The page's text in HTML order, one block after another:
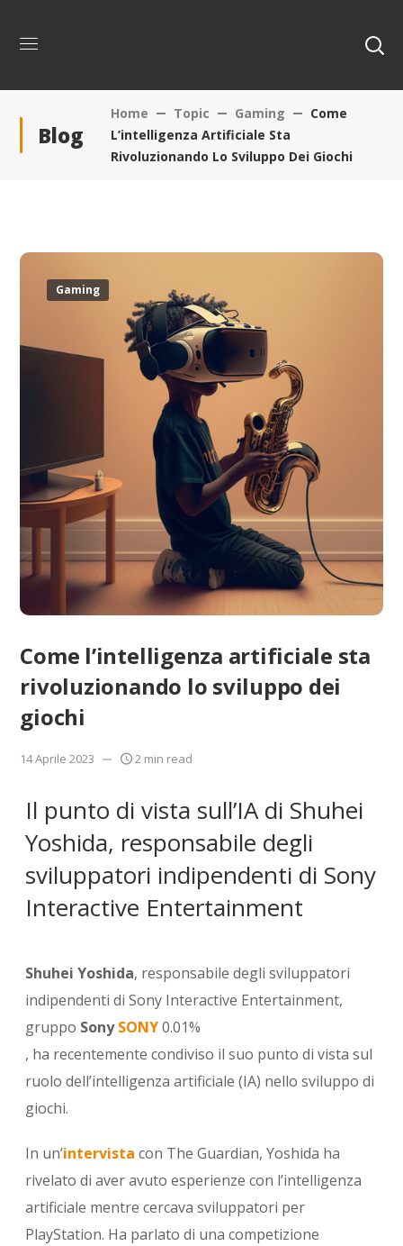
Blog
Home Topic Gaming
Come
L’intelligenza Artificiale Sta
Rivoluzionando Lo Sviluppo Dei Giochi
Gaming
Come l’intelligenza artificiale sta
rivoluzionando lo sviluppo dei
giochi
14 Aprile 2023 2 min read
Il punto di vista sull’IA di Shuhei
Yoshida, responsabile degli
sviluppatori indipendenti di Sony
Interactive Entertainment
Shuhei Yoshida, responsabile degli sviluppatori
indipendenti di Sony Interactive Entertainment,
gruppo Sony SONY0.01%
, ha recentemente condiviso il suo punto di vista sul
ruolo dell’intelligenza artificiale (IA) nello sviluppo di
giochi.
In un’intervista con The Guardian, Yoshida ha
rivelato di aver avuto esperienze con l’intelligenza
artificiale mentre cercava sviluppatori per
PlayStation. Ha parlato di una competizione